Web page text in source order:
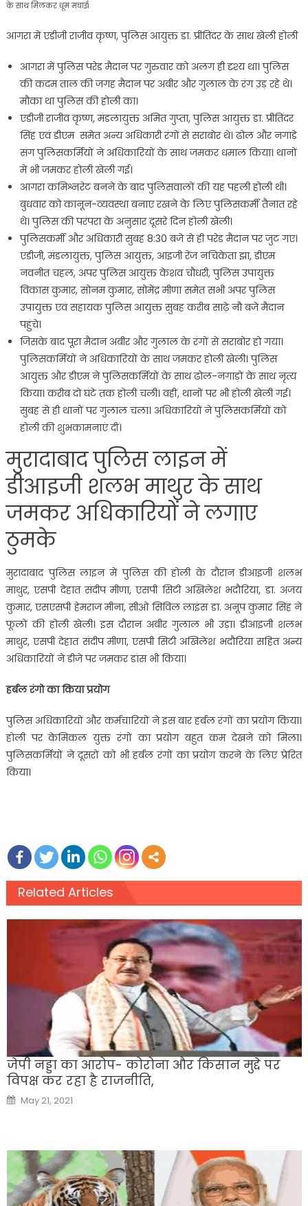
के साथ म‍िलकर धूम मचाई।
आगरा में एडीजी राजीव कृष्ण, पुलिस आयुक्त डा. प्रीतिंदर के साथ खेली होली
आगरा में पुलिस परेड मैदान पर गुरुवार को अलग ही दृश्य था। पुलिस
की कदम ताल की जगह मैदान पर अबीर और गुलाल के रंग उड़ रहे थे।
मौका था पुलिस की होली का।
एडीजी राजीव कृष्ण, मंडलायुक्त अमित गुप्ता, पुलिस आयुक्त डा. प्रीतिंदर
सिंह एवं डीएम समेत अन्य अधिकारी रंगाें से सराबाेर थे। ढोल और नगाड़े
संग पुलिसकर्मियों ने अधिकारियों के साथ जमकर धमाल किया। थानों
में भी जमकर होली खेली गई।
आगरा कमिश्नरेट बनने के बाद पुलिसवालों की यह पहली होली थी।
बुधवार को कानून-व्यवस्था बनाए रखने के लिए पुलिसकर्मी तैनात रहे
थे। पुलिस की परंपरा के अनुसार दूसरे दिन होली खेली।
पुलिसकर्मी और अधिकारी सुबह 8:30 बजे से ही परेड मैदान पर जुट गए।
एडीजी, मंडलायुक्त, पुलिस आयुक्त, आइजी रेंज नचिकेता झा, डीएम
नवनीत चहल, अपर पुलिस आयुक्त केशव चौधरी, पुलिस उपायुक्त
विकास कुमार, सोनम कुमार, सोमेंद्र मीणा समेत सभी अपर पुलिस
उपायुक्त एवं सहायक पुलिस आयुक्त सुबह करीब साढ़े नौ बजे मैदान
पहुंचे।
जिसके बाद पूरा मैदान अबीर और गुलाल के रंगों से सराबोर हो गया।
पुलिसकर्मियों ने अधिकारियों के साथ जमकर होली खेली। पुलिस
आयुक्त और डीएम ने पुलिसकर्मियों के साथ ढोल-नगाड़ों के साथ नृत्य
किया। करीब दो घंटे तक होली चली। वहीं, थानों पर भी होली खेली गई।
सुबह से ही थानों पर गुलाल चला। अधिकारियाें ने पुलिसकर्मियों को
होली की शुभकामनाएं दीं।
मुरादाबाद पुलिस लाइन में
डीआइजी शलभ माथुर के साथ
जमकर अध‍िकार‍ियों ने लगाए
ठुमके
मुरादाबाद पुलिस लाइन में पुलिस की होली के दौरान डीआइजी शलभ
माथुर, एसपी देहात संदीप मीणा, एसपी सिटी अखिलेश भदौरिया, डा. अजय
कुमार, एसएसपी हेमराज मीना, सीओ सिविल लाइंस डा. अनूप कुमार सिंह ने
फूलों की होली खेली। इस दौरान अबीर गुलाल भी उड़ा। डीआइजी शलभ
माथुर, एसपी देहात संदीप मीणा, एसपी सिटी अखिलेश भदौरिया सहित अन्य
अधिकार‍ियों ने डीजे पर जमकर डांस भी क‍िया।
हर्बल रंगो का किया प्रयोग
पुलिस अधिकारियों और कर्मचारियों ने इस बार हर्बल रंगों का प्रयोग किया।
होली पर केमिकल युक्त रंगों का प्रयोग बहुत कम देखने को मिला।
पुलिसकर्मियों ने दूसरों को भी हर्बल रंगों का प्रयोग करने के लिए प्रेरित
किया।
Related Articles
जेपी नड्डा का आरोप- कोरोना और किसान मुद्दे पर
विपक्ष कर रहा है राजनीति,
Posted
on
May 21, 2021